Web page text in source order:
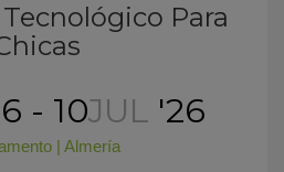
Para
- 10JUL '26
| Almería